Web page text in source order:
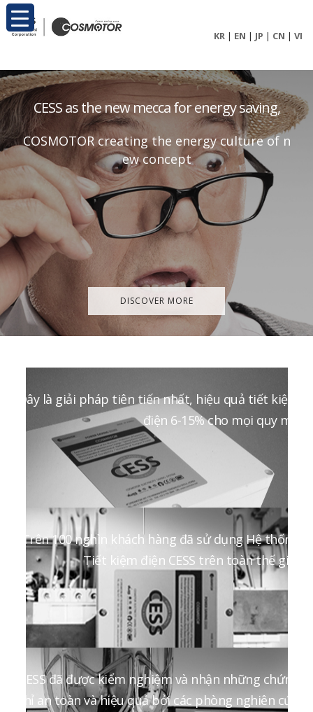
KR | EN | JP | CN | VI
CESS as thenewmecca forenergysaving,
COSMOTOR creating the energy culture of n
ew concept
DISCOVER MORE
Đây là giải pháp tiên tiến nhất, hiệu quả tiết kiệm
điện 6-15% cho mọi quy mô
Trên 100 nghìn khách hàng đã sử dụng Hệ thống
Tiết kiệm điện CESS trên toàn thế giới
CESS đã được kiểm nghiệm và nhận những chứng
chỉ an toàn và hiệu quả bởi các phòng nghiên cứu